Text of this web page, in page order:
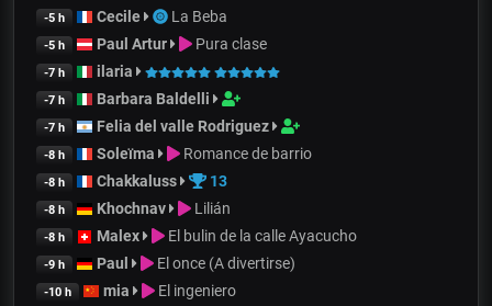
-5 h Cecile La Beba
-5 h Paul Artur Pura clase
-7 h ilaria
-7 h Barbara Baldelli
-7 h Felia del valle Rodriguez
-8 h Soleïma Romance de barrio
-8 h Chakkaluss 13
-8 h Khochnav Lilián
-8 h Malex El bulin de la calle Ayacucho
-9 h Paul El once (A divertirse)
-10 h mia El ingeniero